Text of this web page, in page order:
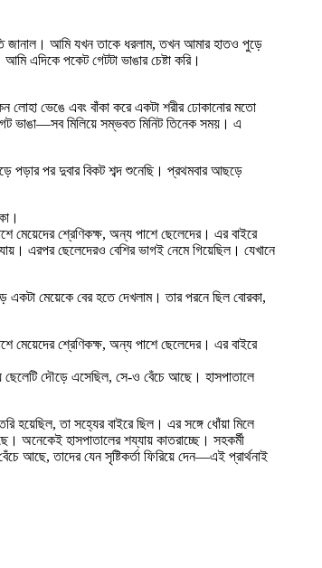
জানাল। আমি যখন তাকে ধরলাম, তখন আমার হাতও পুড়ে
এদিকে পকেট গেটটা ভাঙার চেষ্টা করি।
লোহা ভেঙে এবং বাঁকা করে একটা শরীর ঢোকানোর মতো
ভাঙা—সব মিলিয়ে সম্ভবত মিনিট তিনেক সময়। এ
পড়ার পর দুবার বিকট শব্দ শুনেছি। প্রথমবার আছড়ে
মেয়েদের শ্রেণিকক্ষ, অন্য পাশে ছেলেদের। এর বাইরে
এরপর ছেলেদেরও বেশির ভাগই নেমে গিয়েছিল। যেখানে
একটা মেয়েকে বের হতে দেখলাম। তার পরনে ছিল বোরকা,
মেয়েদের শ্রেণিকক্ষ, অন্য পাশে ছেলেদের। এর বাইরে
ছেলেটি দৌড়ে এসেছিল, সে-ও বেঁচে আছে। হাসপাতালে
হয়েছিল, তা সহ্যের বাইরে ছিল। এর সঙ্গে ধোঁয়া মিলে
অনেকেই হাসপাতালের শয্যায় কাতরাচ্ছে। সহকর্মী
আছে, তাদের যেন সৃষ্টিকর্তা ফিরিয়ে দেন—এই প্রার্থনাই